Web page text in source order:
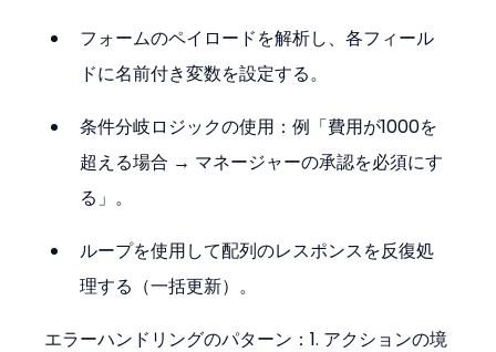
フォームのペイロードを解析し、各フィール
ドに名前付き変数を設定する。
条件分岐ロジックの使用：例「費用が1000を
超える場合 → マネージャーの承認を必須にす
る」。
ループを使用して配列のレスポンスを反復処
理する（一括更新）。
エラーハンドリングのパターン：1. アクションの境